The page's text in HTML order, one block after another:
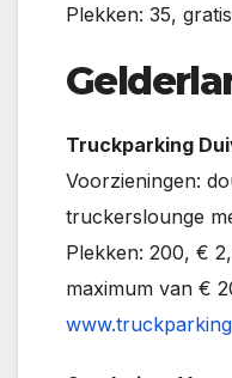
Plekken: 35,
Truckparking
Voorzieningen:
truckerslounge
Plekken: 200, €
maximum van €